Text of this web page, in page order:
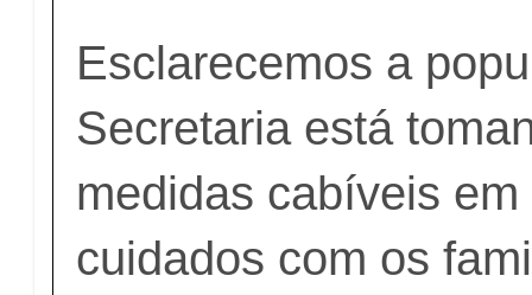
Esclarecemos a
Secretaria está
medidas cabíveis
cuidados com os